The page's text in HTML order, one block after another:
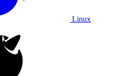
Linux